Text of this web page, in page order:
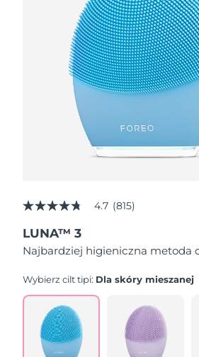
4.7
of
5
stars,
rating
Read
Reviews.
Same
page
4.7 (815)
LUNA™ 3
Najbardziej higieniczna metoda
Wybierz cilt tipi: Dla skóry mieszanej